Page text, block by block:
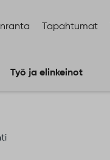
Tapahtumat
Työ ja elinkeinot